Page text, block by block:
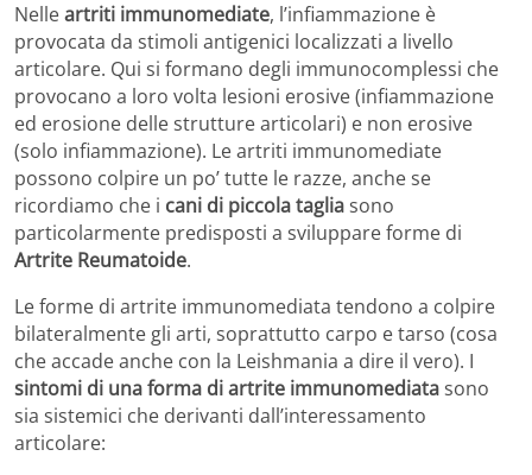
Nelleartriti immunomediate, l’infiammazione è
provocata da stimoli antigenici localizzati a livello
articolare. Qui si formano degli immunocomplessi che
provocano a loro volta lesioni erosive (infiammazione
ed erosione delle strutture articolari) e non erosive
(solo infiammazione). Le artriti immunomediate
possono colpire un po’ tutte le razze, anche se
ricordiamo che i cani di piccola tagliasono
particolarmente predisposti a sviluppare forme di
Artrite Reumatoide.
Le forme di artrite immunomediata tendono a colpire
bilateralmente gli arti, soprattutto carpo e tarso (cosa
che accade anche con la Leishmania a dire il vero). I
sintomi di una forma di artrite immunomediatasono
sia sistemici che derivanti dall’interessamento
articolare: